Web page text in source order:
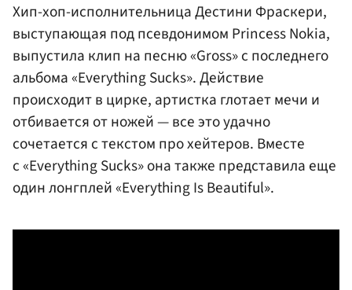
Хип-хоп-исполнительница Дестини Фраскери,
выступающая под псевдонимом Princess Nokia,
выпустила клип на песню «Gross» с последнего
альбома «Everything Sucks». Действие
происходит в цирке, артистка глотает мечи и
отбивается от ножей — все это удачно
сочетается с текстом про хейтеров. Вместе
с «Everything Sucks» она также представила еще
один лонгплей «Everything Is Beautiful».